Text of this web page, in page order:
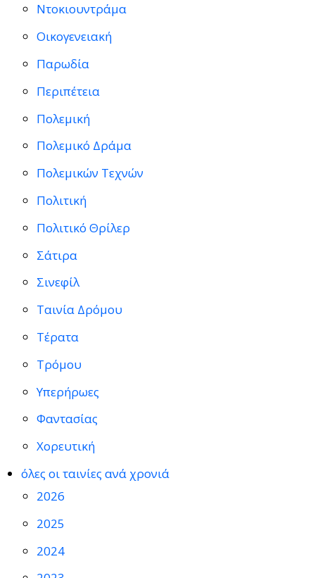
Ντοκιουντράμα
Οικογενειακή
Παρωδία
Περιπέτεια
Πολεμική
Πολεμικό Δράμα
Πολεμικών Τεχνών
Πολιτική
Πολιτικό Θρίλερ
Σάτιρα
Σινεφίλ
Ταινία Δρόμου
Τέρατα
Τρόμου
Υπερήρωες
Φαντασίας
Χορευτική
όλες οι ταινίες ανά χρονιά
2026
2025
2024